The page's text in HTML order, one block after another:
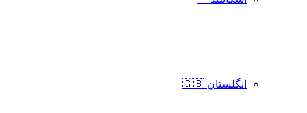
انگلستان 🇬🇧